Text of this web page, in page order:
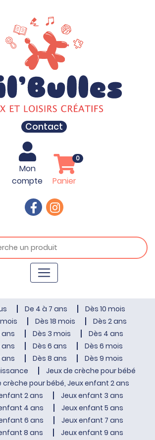
Contact
Mon
compte
Panier
0
De 4 à 7 ans
Dès 10 mois
mois
Dès 18 mois
Dès 2 ans
ans
Dès 3 mois
Dès 4 ans
ans
Dès 6 ans
Dès 6 mois
ans
Dès 8 ans
Dès 9 mois
Jeux de crèche pour bébé
crèche pour bébé, Jeux enfant 2 ans
2 ans
Jeux enfant 3 ans
4 ans
Jeux enfant 5 ans
6 ans
Jeux enfant 7 ans
8 ans
Jeux enfant 9 ans